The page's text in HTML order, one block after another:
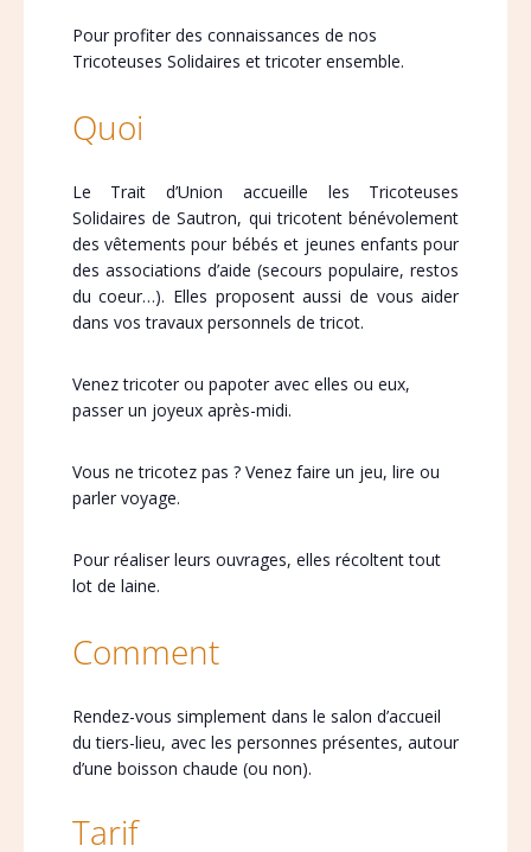
Pour profiter des connaissances de nos
Tricoteuses Solidaires et tricoter ensemble.
Quoi
Le Trait d’Union accueille les Tricoteuses
Solidaires de Sautron, qui tricotent bénévolement
des vêtements pour bébés et jeunes enfants pour
des associations d’aide (secours populaire, restos
du coeur…). Elles proposent aussi de vous aider
dans vos travaux personnels de tricot.
Venez tricoter ou papoter avec elles ou eux,
passer un joyeux après-midi.
Vous ne tricotez pas ? Venez faire un jeu, lire ou
parler voyage.
Pour réaliser leurs ouvrages, elles récoltent tout
lot de laine.
Comment
Rendez-vous simplement dans le salon d’accueil
du tiers-lieu, avec les personnes présentes, autour
d’une boisson chaude (ou non).
Tarif